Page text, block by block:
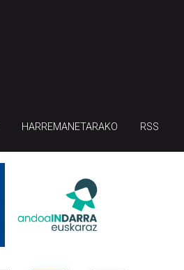
HARREMANETARAKO RSS